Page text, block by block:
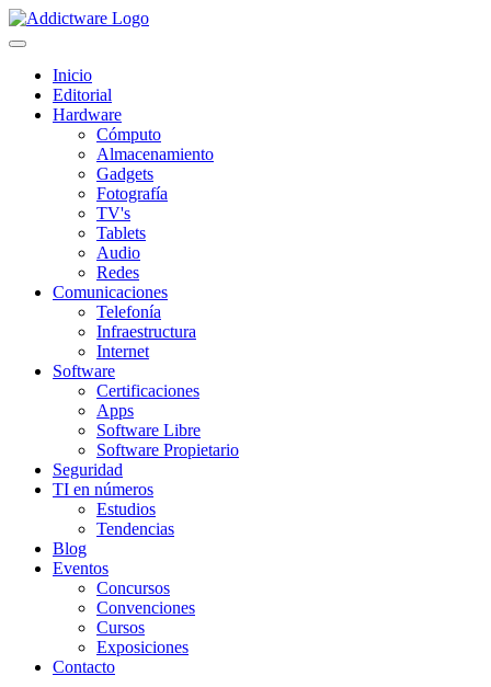
Inicio
Editorial
Hardware
Cómputo
Almacenamiento
Gadgets
Fotografía
TV's
Tablets
Audio
Redes
Comunicaciones
Telefonía
Infraestructura
Internet
Software
Certificaciones
Apps
Software Libre
Software Propietario
Seguridad
TI en números
Estudios
Tendencias
Blog
Eventos
Concursos
Convenciones
Cursos
Exposiciones
Contacto